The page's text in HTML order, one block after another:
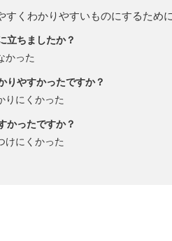
くわかりやすいものにするため
立ちましたか？
かった
りやすかったですか？
りにくかった
かったですか？
けにくかった